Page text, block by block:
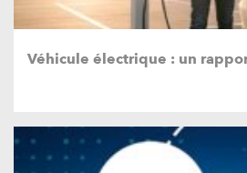
Véhicule électrique : un